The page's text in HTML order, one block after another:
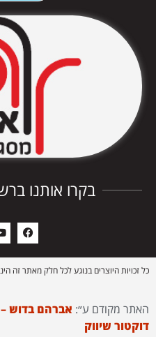
בקרו אותנו
כל זכויות היוצרים בנוגע לכל חלק מאתר זה
האתר מקודם ע״: אברהם בדוש
דוקטור שיווק